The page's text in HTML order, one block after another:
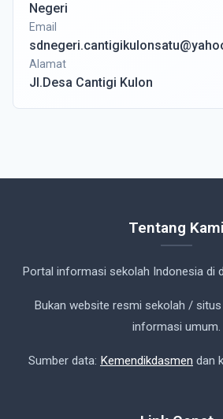
Negeri
Email
Alamat
Jl.Desa Cantigi Kulon
Tentang Kami
Portal informasi sekolah Indonesia di
Bukan website resmi sekolah /
informasi umum.
Sumber data: Kemendikdasmen dan